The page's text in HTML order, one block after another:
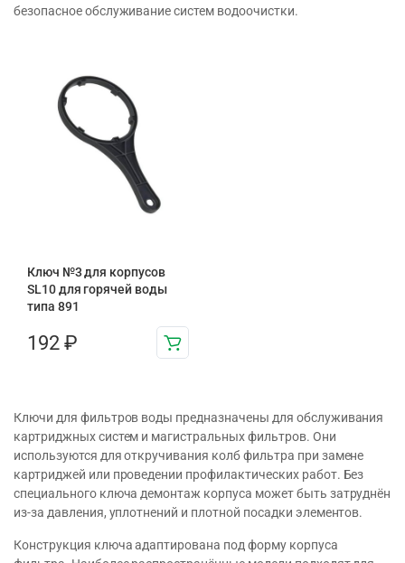
безопасное обслуживание систем водоочистки.
Ключ №3 для корпусов
SL10 для горячей воды
типа 891
192 ₽
Ключи для фильтров воды предназначены для обслуживания
картриджных систем и магистральных фильтров. Они
используются для откручивания колб фильтра при замене
картриджей или проведении профилактических работ. Без
специального ключа демонтаж корпуса может быть затруднён
из-за давления, уплотнений и плотной посадки элементов.
Конструкция ключа адаптирована под форму корпуса